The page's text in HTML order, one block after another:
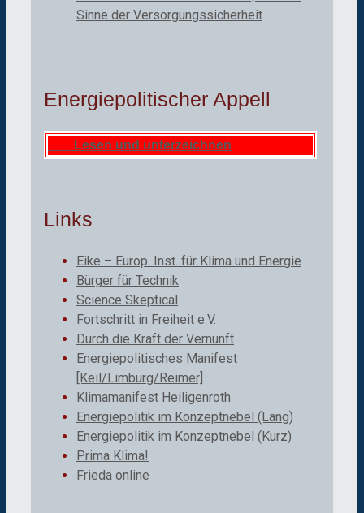
Sinne der Versorgungssicherheit
Energiepolitischer Appell
Lesen und unterzeichnen
Links
Eike – Europ. Inst. für Klima und Energie
Bürger für Technik
Science Skeptical
Fortschritt in Freiheit e.V.
Durch die Kraft der Vernunft
Energiepolitisches Manifest
[Keil/Limburg/Reimer]
Klimamanifest Heiligenroth
Energiepolitik im Konzeptnebel (Lang)
Energiepolitik im Konzeptnebel (Kurz)
Prima Klima!
Frieda online